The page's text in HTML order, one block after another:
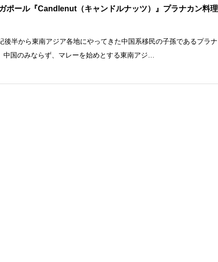
ポール『Candlenut（キャンドルナッツ）』プラナカン料理
後半から東南アジア各地にやってきた中国系移民の子孫であるプラナ
中国のみならず、マレーを始めとする東南アジ…